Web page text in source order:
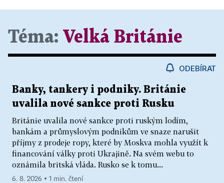
Téma: Velká Británie
ODEBÍRAT
Banky, tankery i podniky. Británie
uvalila nové sankce proti Rusku
Británie uvalila nové sankce proti ruským lodím,
bankám a průmyslovým podnikům ve snaze narušit
příjmy z prodeje ropy, které by Moskva mohla využít k
financování války proti Ukrajině. Na svém webu to
oznámila britská vláda. Rusko se k tomu...
6. 8. 2026 ▪ 1 min. čtení